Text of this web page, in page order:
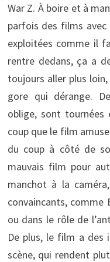
War Z. À boire et à
parfois des films
exploitées comme il
rentre dedans, ça a
toujours aller plus
gore qui dérange.
oblige, sont tournées
coup que le film
du coup à côté de
mauvais film pour
manchot à la
convaincants, comme
ou dans le rôle de
De plus, le film a des
scène, qui rendent